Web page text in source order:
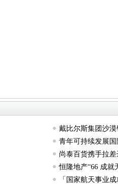
戴比尔斯集团沙
青年可持续发展
尚泰百货携手拉
恒隆地产“66 成就
「国家航天事业